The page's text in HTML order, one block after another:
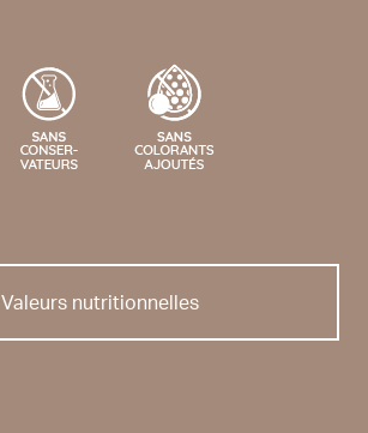
Valeurs nutritionnelles